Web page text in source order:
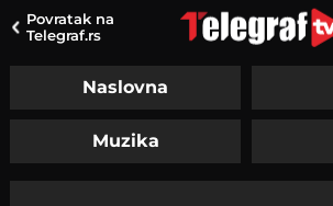
Povratak na
Telegraf.rs
Naslovna
Muzika